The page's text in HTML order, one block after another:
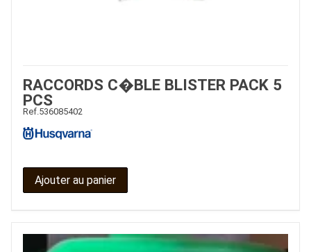
RACCORDS C�BLE BLISTER PACK 5
PCS
Ref. 536085402
Ajouter au panier